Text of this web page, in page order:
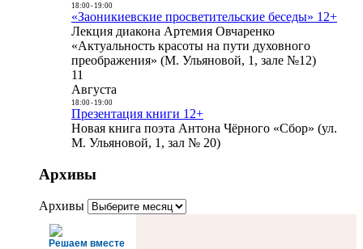
18:00- 19:00
«Заоникиевские просветительские беседы» 12+
Лекция диакона Артемия Овчаренко
«Актуальность красоты на пути духовного
преображения» (М. Ульяновой, 1, зале №12)
11
Августа
18:00- 19:00
Презентация книги 12+
Новая книга поэта Антона Чёрного «Сбор» (ул.
М. Ульяновой, 1, зал № 20)
Архивы
Архивы
Решаем вместе